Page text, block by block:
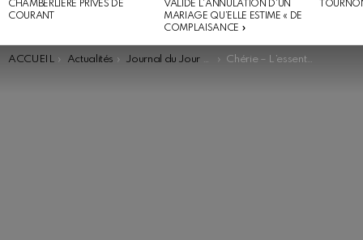
CHAMBERLIÈRE PRIVÉS DE
COURANT
VALIDÉ L’ANNULATION D’UN
MARIAGE QU’ELLE ESTIME « DE
COMPLAISANCE »
You are here:
ACCUEIL Actualités Journal du Jour - Flash Chérie – L’essentiel de l’actualité (95.5)